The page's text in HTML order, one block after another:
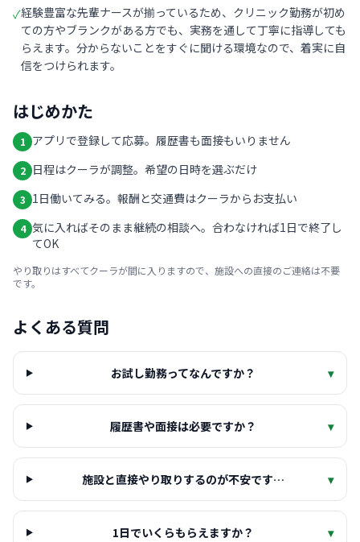
✓経験豊富な先輩ナースが揃っているため、クリニック勤務が初め
ての方やブランクがある方でも、実務を通して丁寧に指導しても
らえます。分からないことをすぐに聞ける環境なので、着実に自
信をつけられます。
はじめかた
1 アプリで登録して応募。履歴書も面接もいりません
2 日程はクーラが調整。希望の日時を選ぶだけ
3 1日働いてみる。報酬と交通費はクーラからお支払い
4 気に入ればそのまま継続の相談へ。合わなければ1日で終了し
てOK
やり取りはすべてクーラが間に入りますので、施設への直接のご連絡は不要
です。
よくある質問
お試し勤務ってなんですか？ ▾
履歴書や面接は必要ですか？ ▾
施設と直接やり取りするのが不安です… ▾
1日でいくらもらえますか？ ▾